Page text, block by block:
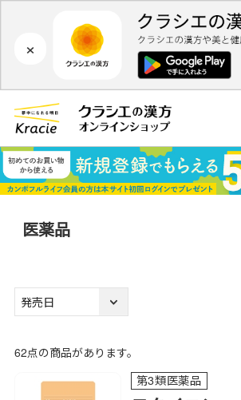
×
医薬品
62点の商品があります。
第3類医薬品